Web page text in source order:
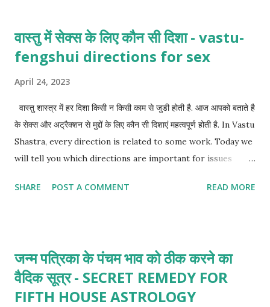
वास्तु में सेक्स के लिए कौन सी दिशा - vastu-
fengshui directions for sex
April 24, 2023
वास्तु शास्त्र में हर दिशा किसी न किसी काम से जुडी होती है. आज आपको बताते है
के सेक्स और अट्रैक्शन से मुद्दों के लिए कौन सी दिशाएं महत्वपूर्ण होती है. In Vastu
Shastra, every direction is related to some work. Today we
will tell you which directions are important for issues
SHARE POST A COMMENT READ MORE
जन्म पत्रिका के पंचम भाव को ठीक करने का
वैदिक सूत्र - SECRET REMEDY FOR
FIFTH HOUSE ASTROLOGY